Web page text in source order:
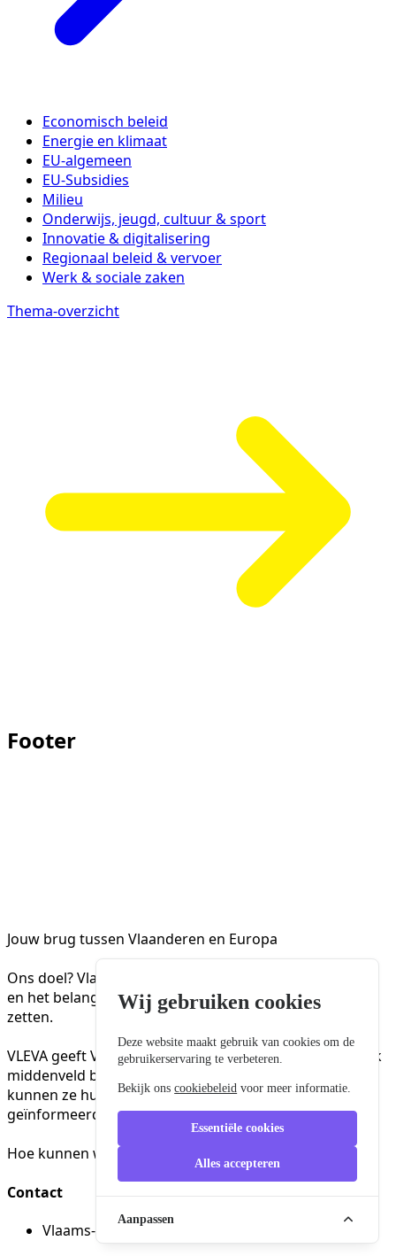
Economisch beleid
Energie en klimaat
EU-algemeen
EU-Subsidies
Milieu
Onderwijs, jeugd, cultuur & sport
Innovatie & digitalisering
Regionaal beleid & vervoer
Werk & sociale zaken
Thema-overzicht
Footer
Jouw brug tussen Vlaanderen en Europa
Ons doel? Vlaanderen meer zichtbaar maken in Europa
en het belang van Europa voor Vlaanderen in de verf
zetten.
VLEVA geeft Vlaamse overheden en het maatschappelijk
middenveld betere toegang tot het Europese beleid. Zo
kunnen ze hun Europese belangen tijdig en
geïnformeerd behartigen.
Hoe kunnen we je helpen?
Contact
Vlaams-Europees Verbindingsagentschap
Wij gebruiken cookies
Deze website maakt gebruik van cookies om de
gebruikerservaring te verbeteren.
Bekijk onscookiebeleid voor meer informatie.
Essentiële cookies
Alles accepteren
Aanpassen